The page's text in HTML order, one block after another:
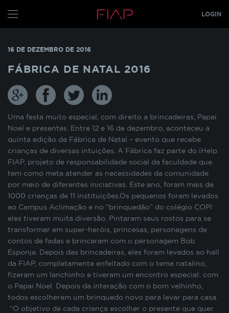
LOGIN
GRADUAÇÃO
MBA sTECH
GLOBAL MBAs
PÓS TECH
FIAP ON
FIAP
ALUN
16 DE DEZEMBRO DE 2016
FÁBRICA DE NATAL 2016
Uma festa muito especial, com direito a brincadeiras, Papai
Noel e presentes. Entre 12 e 16 de dezembro, aconteceu a
quinta edição da Fábrica de Natal – evento que recebe
crianças de diversas intuições. A Fábrica faz parte do iHelp
FIAP, projeto de responsabilidade social da faculdade que
tem como meta atender as necessidades da comunidade
por meio de diferentes iniciativas. Este ano, foram mais de
1000 crianças de 11 instituições.Os pequenos foram levados
ao Campus Aclimação e no “brinquedão” do colégio COPI
eles tiveram muita diversão. Pintaram seus rostos para se
transformar em super-heróis, princesas, personagens de
contos de fadas e brincaram com o personagem Bob
Esponja. Depois das brincadeiras, eles foram levados ao hall
da FIAP, completamente enfeitado com o tema natalino,
fizeram um lanchinho e tiveram um encontro especial: com
o Papai Noel. Depois da interação com o bom velhinho,
todos escolheram um brinquedo novo para levar para casa.
“O objetivo de cada criança escolher o presente que quer
cookies para melhorar a experiência de
navegação em nosso site e otimizar
constantemente os nossos serviços. Os cookies
armazenam temporariamente algumas
informações básicas da sua interação com as
nossas páginas.
COOKIES INDISPENSÁVEIS
Estes cookies não podem ser desativados pois
são necessários para que o site funcione
corretamente ou para melhorar o desempenho
funcionalidades diversas. Eles estão relacionados
com a realização de login no Portal do Aluno, o
preenchimento de formulários, contagem de
visitas para a medição de performance de
páginas, entre outros. Todos armazenados sem a
possibilidade de identificação pessoal. Ao
configurar seu navegador para bloquear esses
cookies, algumas partes do site podem não
funcionar.